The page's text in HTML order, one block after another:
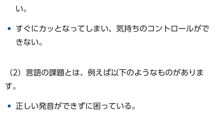
い。
すぐにカッとなってしまい、気持ちのコントロールがで
きない。
（2）言語の課題とは、例えば以下のようなものがありま
す。
正しい発音ができずに困っている。